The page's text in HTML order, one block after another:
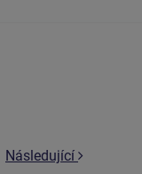
Následující